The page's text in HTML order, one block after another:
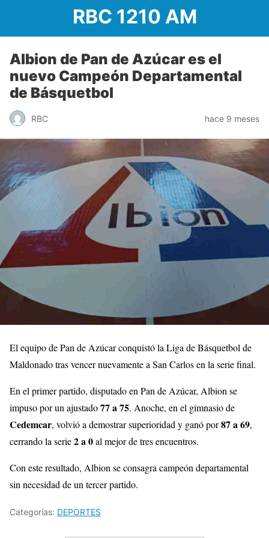
RBC 1210 AM
Albion de Pan de Azúcar es el
nuevo Campeón Departamental
de Básquetbol
RBC hace 9 meses
El equipo de Pan de Azúcar conquistó la Liga de Básquetbol de
Maldonado tras vencer nuevamente a San Carlos en la serie final.
En el primer partido, disputado en Pan de Azúcar, Albion se
impuso por un ajustado77 a 75. Anoche, en el gimnasio de
Cedemcar, volvió a demostrar superioridad y ganó por87 a 69,
cerrando la serie2 a 0al mejor de tres encuentros.
Con este resultado, Albion se consagra campeón departamental
sin necesidad de un tercer partido.
Categorías: DEPORTES